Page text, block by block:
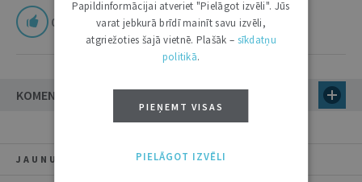
0
KOMENTĀRI
JAUNUMI
Papildinformācijai atveriet "Pielāgot izvēli". Jūs
varat jebkurā brīdī mainīt savu izvēli,
atgriežoties šajā vietnē. Plašāk – sīkdatņu
politikā.
PIEŅEMT VISAS
PIELĀGOT IZVĒLI